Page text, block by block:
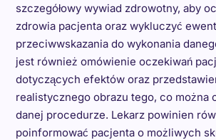
szczegółowy wywiad zdrowotny, aby
zdrowia pacjenta oraz wykluczyć
przeciwwskazania do wykonania
jest również omówienie oczekiwań
dotyczących efektów oraz
realistycznego obrazu tego, co można
danej procedurze. Lekarz powinien
poinformować pacjenta o możliwych